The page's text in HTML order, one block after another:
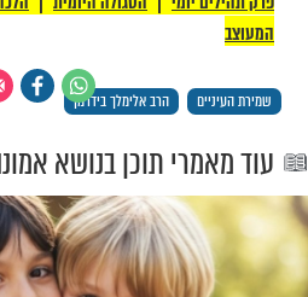
רק לקבוצת ווטסאפ
תהילים ארצי? יש לנו